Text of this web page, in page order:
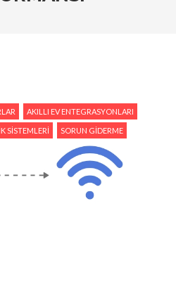
: Yapay Zeka ve Akıllı
ile Hırsızlıkları
AKILLI EV ENTEGRASYONLARI
SISTEMLERI SORUN GIDERME